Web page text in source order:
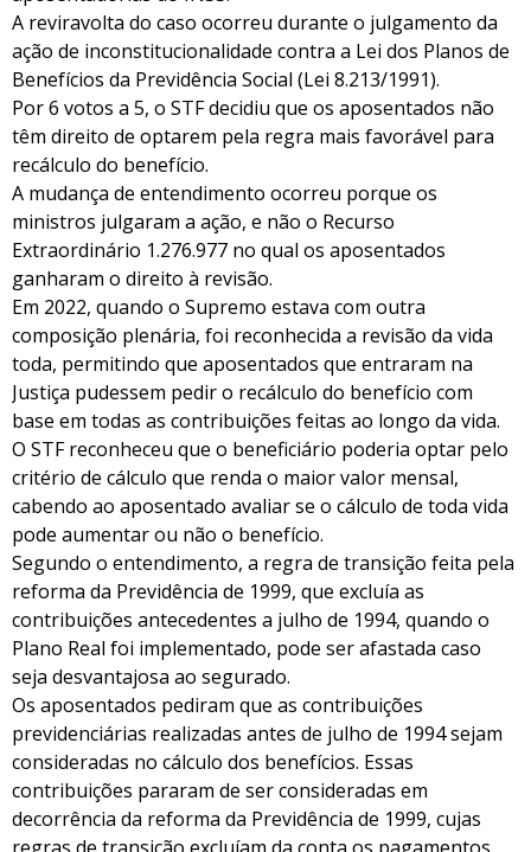
A reviravolta do caso ocorreu durante o julgamento da
ação de inconstitucionalidade contra a Lei dos Planos de
Benefícios da Previdência Social (Lei 8.213/1991).
Por 6 votos a 5, o STF decidiu que os aposentados não
têm direito de optarem pela regra mais favorável para
recálculo do benefício.
A mudança de entendimento ocorreu porque os
ministros julgaram a ação, e não o Recurso
Extraordinário 1.276.977 no qual os aposentados
ganharam o direito à revisão.
Em 2022, quando o Supremo estava com outra
composição plenária, foi reconhecida a revisão da vida
toda, permitindo que aposentados que entraram na
Justiça pudessem pedir o recálculo do benefício com
base em todas as contribuições feitas ao longo da vida.
O STF reconheceu que o beneficiário poderia optar pelo
critério de cálculo que renda o maior valor mensal,
cabendo ao aposentado avaliar se o cálculo de toda vida
pode aumentar ou não o benefício.
Segundo o entendimento, a regra de transição feita pela
reforma da Previdência de 1999, que excluía as
contribuições antecedentes a julho de 1994, quando o
Plano Real foi implementado, pode ser afastada caso
seja desvantajosa ao segurado.
Os aposentados pediram que as contribuições
previdenciárias realizadas antes de julho de 1994 sejam
consideradas no cálculo dos benefícios. Essas
contribuições pararam de ser consideradas em
decorrência da reforma da Previdência de 1999, cujas